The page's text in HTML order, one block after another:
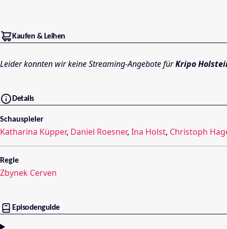
Kaufen & Leihen
Leider konnten wir keine Streaming-Angebote fürKripo
Details
Schauspieler
Katharina Küpper, Daniel Roesner, Ina Holst, Christoph
Regie
Zbynek Cerven
Episodenguide